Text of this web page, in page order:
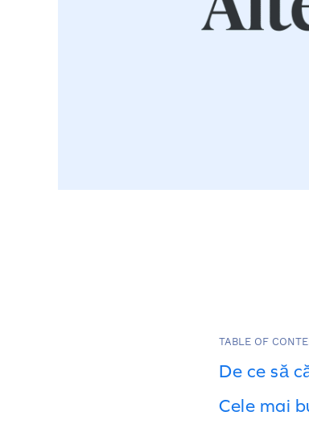
TABLE OF
De ce să
Cele mai